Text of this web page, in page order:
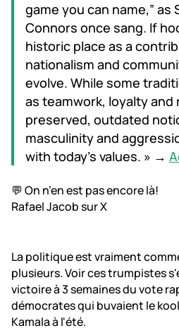
game you can name,” as
Connors once sang. If
historic place as a
nationalism and
evolve. While some
as teamwork, loyalty
preserved, outdated
masculinity and
with today’s values. » →
💬 On n’en est pas encore là!
Rafael Jacob sur X
La politique est vraiment
plusieurs. Voir ces trumpistes
victoire à 3 semaines du vote
démocrates qui buvaient le
Kamala à l'été.